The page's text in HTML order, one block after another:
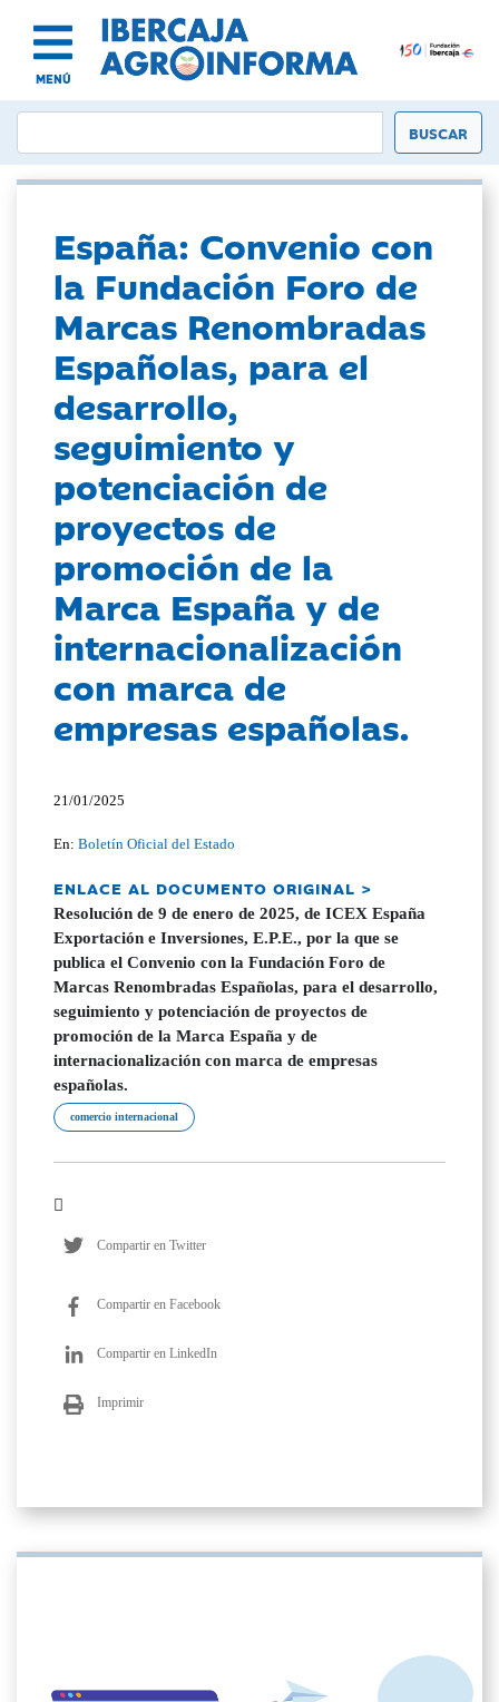
MENÚ
España: Convenio con
la Fundación Foro de
Marcas Renombradas
Españolas, para el
desarrollo,
seguimiento y
potenciación de
proyectos de
promoción de la
Marca España y de
internacionalización
con marca de
empresas españolas.
21/01/2025
En:Boletín Oficial del Estado
ENLACE AL DOCUMENTO ORIGINAL >
Resolución de 9 de enero de 2025, de ICEX España
Exportación e Inversiones, E.P.E., por la que se
publica el Convenio con la Fundación Foro de
Marcas Renombradas Españolas, para el desarrollo,
seguimiento y potenciación de proyectos de
promoción de la Marca España y de
internacionalización con marca de empresas
españolas.
comercio internacional
Compartir en Twitter
Compartir en Facebook
Compartir en LinkedIn
Imprimir